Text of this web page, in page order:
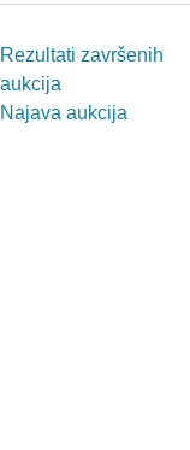
Rezultati završenih
aukcija
Najava aukcija